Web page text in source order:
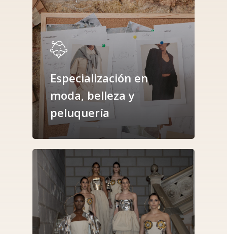
Especialización en
moda, belleza y
peluquería